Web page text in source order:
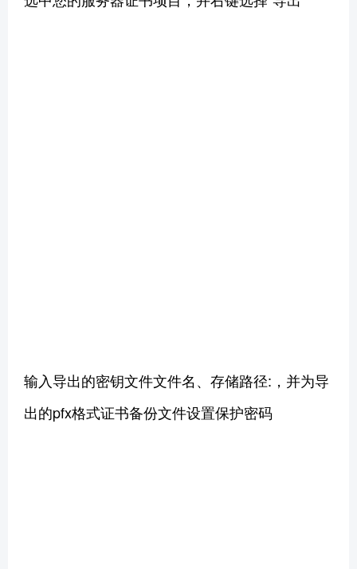
输入导出的密钥文件文件名、存储路径:，并为导
出的pfx格式证书备份文件设置保护密码